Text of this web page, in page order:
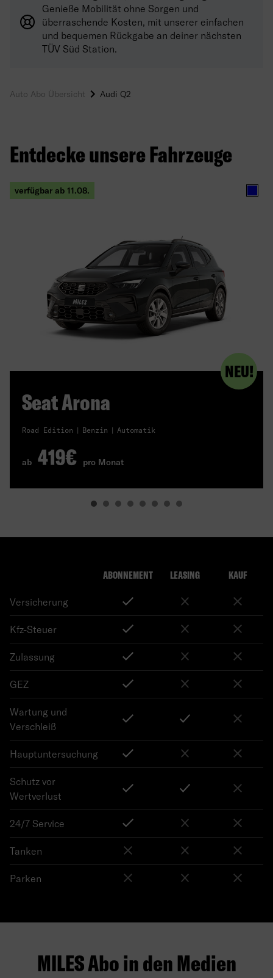
Genieße Mobilität ohne Sorgen und
überraschende Kosten, mit unserer einfachen
und bequemen Rückgabe an deiner nächsten
TÜV Süd Station.
Auto Abo Übersicht Audi Q2
Entdecke unsere Fahrzeuge
verfügbar ab 11.08. Blau
NEU!
Seat Arona
Road Edition Benzin Automatik
ab 419€ pro Monat
ABONNEMENT LEASING KAUF
Versicherung
Kfz-Steuer
Zulassung
GEZ
Wartung und
Verschleiß
Hauptuntersuchung
Schutz vor
Wertverlust
24/7 Service
Tanken
Parken
MILES Abo in den Medien